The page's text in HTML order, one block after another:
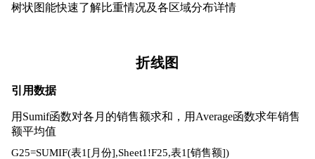
树状图能快速了解比重情况及各区域分布详情
折线图
引用数据
用Sumif函数对各月的销售额求和，用Average函数求年销售
额平均值
G25=SUMIF(表1[月份],Sheet1!F25,表1[销售额])